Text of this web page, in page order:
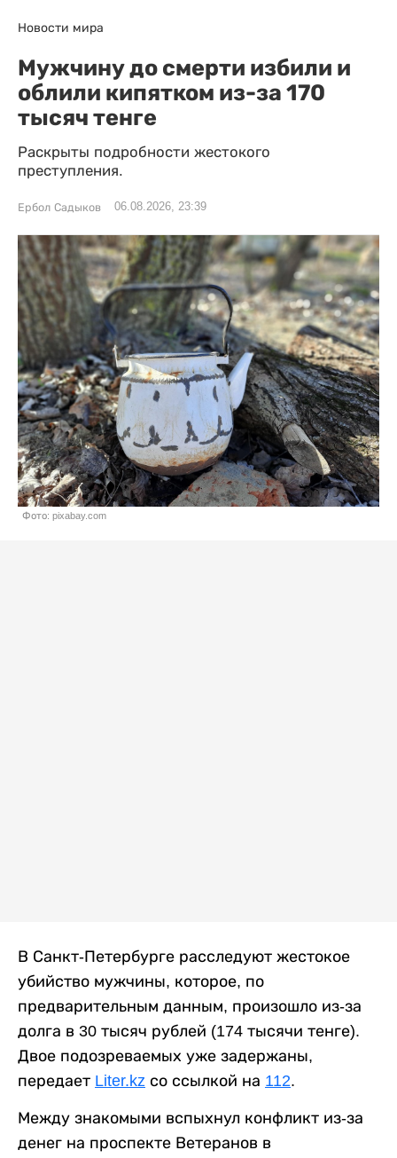
Новости мира
Мужчину до смерти избили и
облили кипятком из-за 170
тысяч тенге
Раскрыты подробности жестокого
преступления.
Ербол Садыков 06.08.2026, 23:39
Фото: pixabay.com
В Санкт-Петербурге расследуют жестокое
убийство мужчины, которое, по
предварительным данным, произошло из-за
долга в 30 тысяч рублей (174 тысячи тенге).
Двое подозреваемых уже задержаны,
передает Liter.kz со ссылкой на 112.
Между знакомыми вспыхнул конфликт из-за
денег на проспекте Ветеранов в